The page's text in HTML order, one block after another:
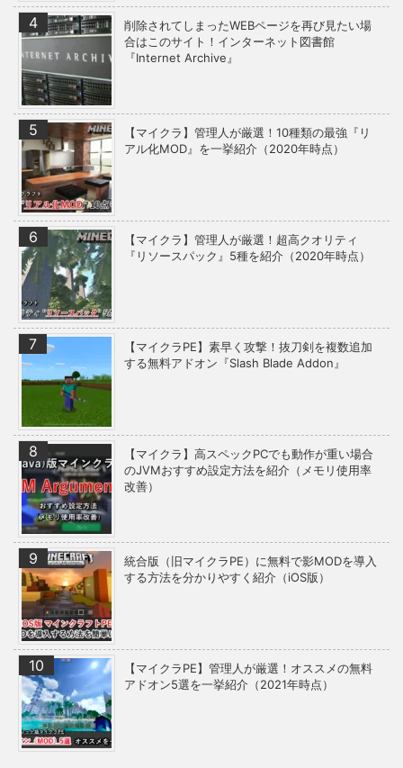
削除されてしまったWEBページを再び見たい場
合はこのサイト！インターネット図書館
『Internet Archive』
【マイクラ】管理人が厳選！10種類の最強『リ
アル化MOD』を一挙紹介（2020年時点）
【マイクラ】管理人が厳選！超高クオリティ
『リソースパック』5種を紹介（2020年時点）
【マイクラPE】素早く攻撃！抜刀剣を複数追加
する無料アドオン『Slash Blade Addon』
【マイクラ】高スペックPCでも動作が重い場合
のJVMおすすめ設定方法を紹介（メモリ使用率
改善）
統合版（旧マイクラPE）に無料で影MODを導入
する方法を分かりやすく紹介（iOS版）
【マイクラPE】管理人が厳選！オススメの無料
アドオン5選を一挙紹介（2021年時点）